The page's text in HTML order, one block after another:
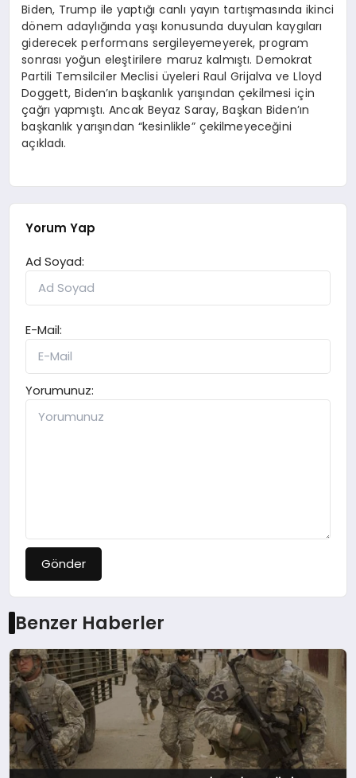
Biden, Trump ile yaptığı canlı yayın tartışmasında ikinci
dönem adaylığında yaşı konusunda duyulan kaygıları
giderecek performans sergileyemeyerek, program
sonrası yoğun eleştirilere maruz kalmıştı. Demokrat
Partili Temsilciler Meclisi üyeleri Raul Grijalva ve Lloyd
Doggett, Biden’ın başkanlık yarışından çekilmesi için
çağrı yapmıştı. Ancak Beyaz Saray, Başkan Biden’ın
başkanlık yarışından “kesinlikle” çekilmeyeceğini
açıkladı.
Yorum Yap
Ad Soyad:
E-Mail:
Yorumunuz:
Gönder
Benzer Haberler